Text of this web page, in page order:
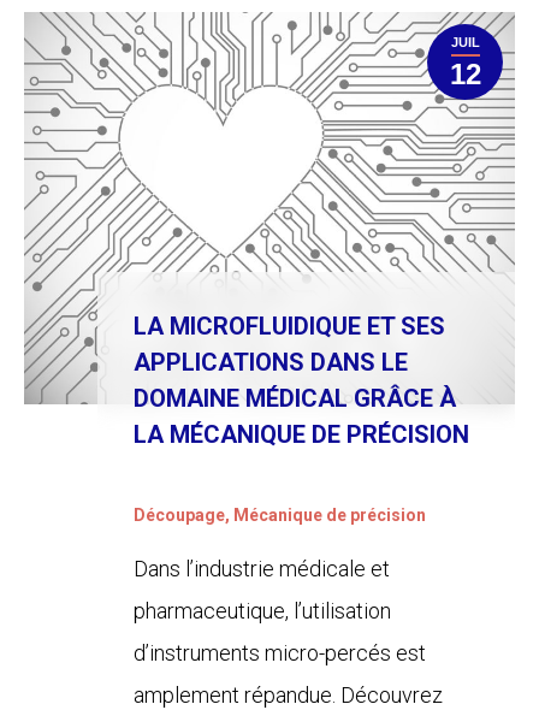
JUIL
12
LA MICROFLUIDIQUE ET SES
APPLICATIONS DANS LE
DOMAINE MÉDICAL GRÂCE À
LA MÉCANIQUE DE PRÉCISION
Découpage, Mécanique de précision
Dans l’industrie médicale et
pharmaceutique, l’utilisation
d’instruments micro-percés est
amplement répandue. Découvrez